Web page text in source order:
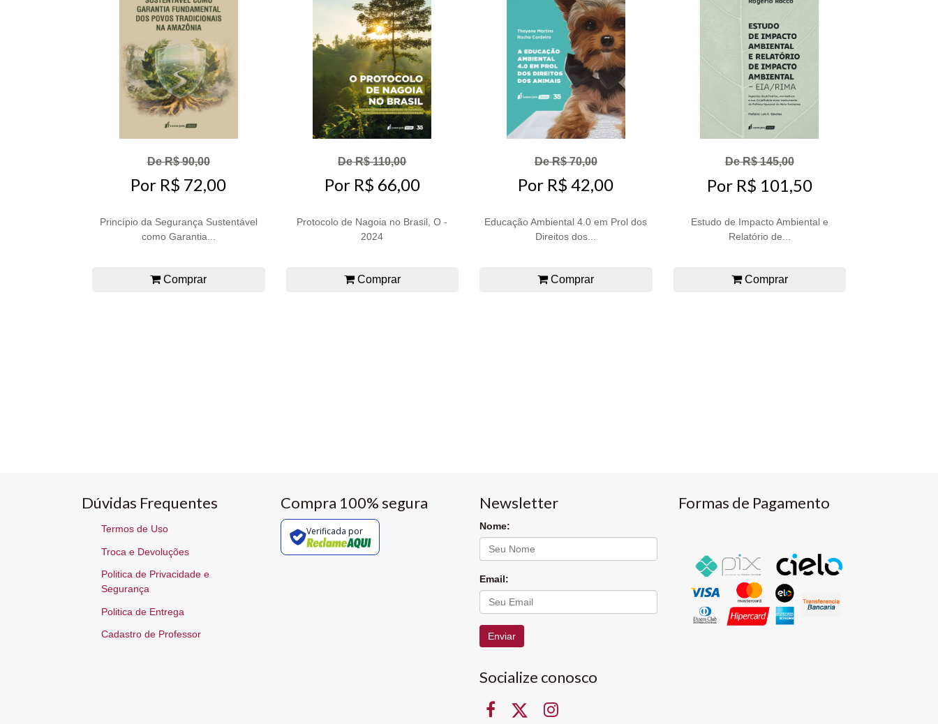
De R$ 90,00
Por R$ 72,00
Princípio da Segurança Sustentável
como Garantia...
Comprar
De R$ 110,00
Por R$ 66,00
Protocolo de Nagoia no Brasil, O -
2024
Comprar
De R$ 70,00
Por R$ 42,00
Educação Ambiental 4.0 em Prol dos
Direitos dos...
Comprar
De R$ 145,00
Por R$ 101,50
Estudo de Impacto Ambiental e
Relatório de...
Comprar
Dúvidas Frequentes
Termos de Uso
Troca e Devoluções
Politica de Privacidade e
Segurança
Politica de Entrega
Cadastro de Professor
Compra 100% segura
Verificada por
Newsletter
Nome:
Email:
Enviar
Socialize conosco
Formas de Pagamento